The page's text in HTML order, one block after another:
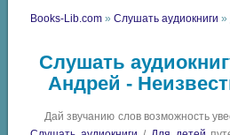
Books-Lib.com »Слушать аудиокниги »
Слушать
Андрей -
Дай звучанию слов возможность